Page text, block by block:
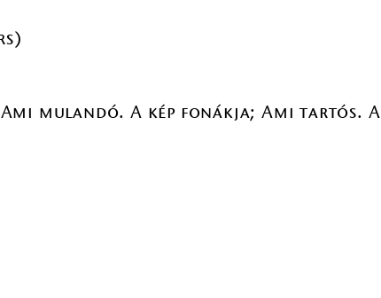
Ami mulandó. A kép fonákja; Ami tartós. A